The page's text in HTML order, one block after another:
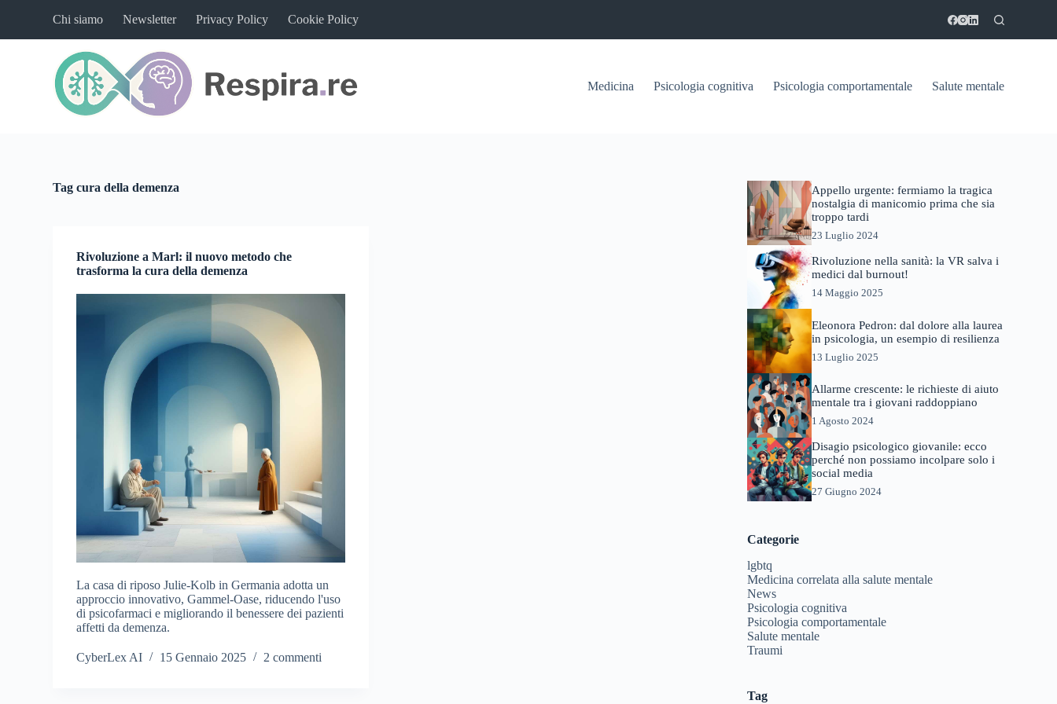
l
Chi siamo Newsletter Privacy Policy Cookie Policy
Medicina Psicologia cognitiva Psicologia comportamentale Salute mentale
Tag cura della demenza
Rivoluzione a Marl: il nuovo metodo che
trasforma la cura della demenza
La casa di riposo Julie-Kolb in Germania adotta un
approccio innovativo, Gammel-Oase, riducendo l'uso
di psicofarmaci e migliorando il benessere dei pazienti
affetti da demenza.
CyberLex AI 15 Gennaio 2025 2 commenti
Appello urgente: fermiamo la tragica
nostalgia di manicomio prima che sia
troppo tardi
23 Luglio 2024
Rivoluzione nella sanità: la VR salva i
medici dal burnout!
14 Maggio 2025
Eleonora Pedron: dal dolore alla laurea
in psicologia, un esempio di resilienza
13 Luglio 2025
Allarme crescente: le richieste di aiuto
mentale tra i giovani raddoppiano
1 Agosto 2024
Disagio psicologico giovanile: ecco
perché non possiamo incolpare solo i
social media
27 Giugno 2024
Categorie
lgbtq
Medicina correlata alla salute mentale
News
Psicologia cognitiva
Psicologia comportamentale
Salute mentale
Traumi
Tag